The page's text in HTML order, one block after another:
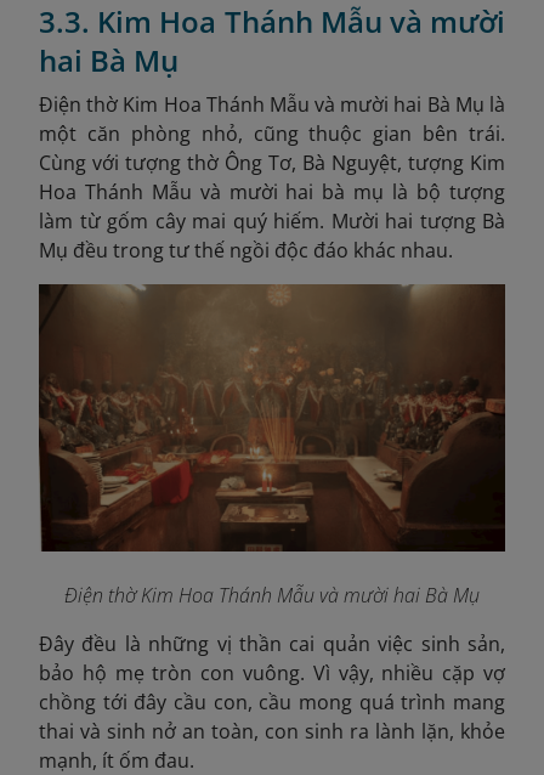
3.3. Kim Hoa Thánh Mẫu và mười
hai Bà Mụ
Điện thờ Kim Hoa Thánh Mẫu và mười hai Bà Mụ là
một căn phòng nhỏ, cũng thuộc gian bên trái.
Cùng với tượng thờ Ông Tơ, Bà Nguyệt, tượng Kim
Hoa Thánh Mẫu và mười hai bà mụ là bộ tượng
làm từ gốm cây mai quý hiếm. Mười hai tượng Bà
Mụ đều trong tư thế ngồi độc đáo khác nhau.
Điện thờ Kim Hoa Thánh Mẫu và mười hai Bà Mụ
Đây đều là những vị thần cai quản việc sinh sản,
bảo hộ mẹ tròn con vuông. Vì vậy, nhiều cặp vợ
chồng tới đây cầu con, cầu mong quá trình mang
thai và sinh nở an toàn, con sinh ra lành lặn, khỏe
mạnh, ít ốm đau.